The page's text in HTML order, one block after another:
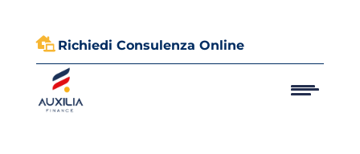
 Richiedi Consulenza Online